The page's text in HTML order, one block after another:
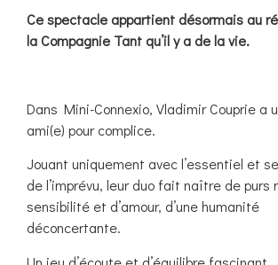
Ce spectacle appartient désormais au
la Compagnie Tant qu’il y a de la vie.
Dans Mini-Connexio, Vladimir Couprie a
ami(e) pour complice.
Jouant uniquement avec l’essentiel et
de l’imprévu, leur duo fait naître de purs
sensibilité et d’amour, d’une humanité
déconcertante.